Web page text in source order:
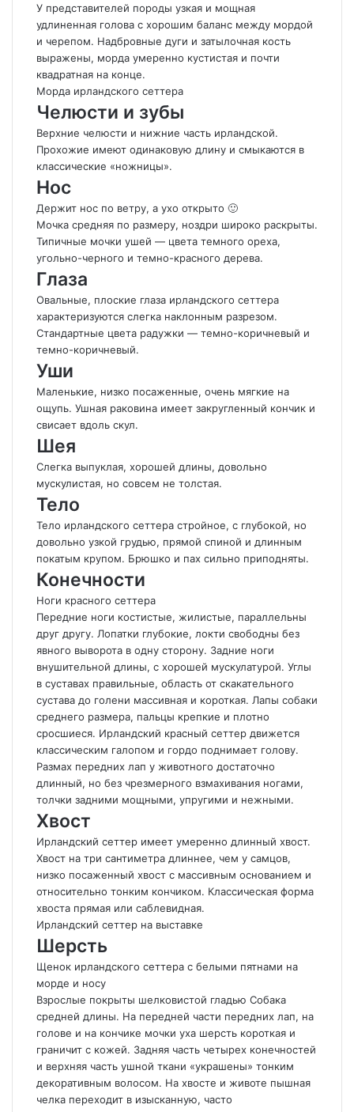
У представителей породы узкая и мощная
удлиненная голова с хорошим баланс между мордой
и черепом. Надбровные дуги и затылочная кость
выражены, морда умеренно кустистая и почти
квадратная на конце.
Морда ирландского сеттера
Челюсти и зубы
Верхние челюсти и нижние часть ирландской.
Прохожие имеют одинаковую длину и смыкаются в
классические «ножницы».
Нос
Держит нос по ветру, а ухо открыто 🙂
Мочка средняя по размеру, ноздри широко раскрыты.
Типичные мочки ушей — цвета темного ореха,
угольно-черного и темно-красного дерева.
Глаза
Овальные, плоские глаза ирландского сеттера
характеризуются слегка наклонным разрезом.
Стандартные цвета радужки — темно-коричневый и
темно-коричневый.
Уши
Маленькие, низко посаженные, очень мягкие на
ощупь. Ушная раковина имеет закругленный кончик и
свисает вдоль скул.
Шея
Слегка выпуклая, хорошей длины, довольно
мускулистая, но совсем не толстая.
Тело
Тело ирландского сеттера стройное, с глубокой, но
довольно узкой грудью, прямой спиной и длинным
покатым крупом. Брюшко и пах сильно приподняты.
Конечности
Ноги красного сеттера
Передние ноги костистые, жилистые, параллельны
друг другу. Лопатки глубокие, локти свободны без
явного выворота в одну сторону. Задние ноги
внушительной длины, с хорошей мускулатурой. Углы
в суставах правильные, область от скакательного
сустава до голени массивная и короткая. Лапы собаки
среднего размера, пальцы крепкие и плотно
сросшиеся. Ирландский красный сеттер движется
классическим галопом и гордо поднимает голову.
Размах передних лап у животного достаточно
длинный, но без чрезмерного взмахивания ногами,
толчки задними мощными, упругими и нежными.
Хвост
Ирландский сеттер имеет умеренно длинный хвост.
Хвост на три сантиметра длиннее, чем у самцов,
низко посаженный хвост с массивным основанием и
относительно тонким кончиком. Классическая форма
хвоста прямая или саблевидная.
Ирландский сеттер на выставке
Шерсть
Щенок ирландского сеттера с белыми пятнами на
морде и носу
Взрослые покрыты шелковистой гладью Собака
средней длины. На передней части передних лап, на
голове и на кончике мочки уха шерсть короткая и
граничит с кожей. Задняя часть четырех конечностей
и верхняя часть ушной ткани «украшены» тонким
декоративным волосом. На хвосте и животе пышная
челка переходит в изысканную, часто